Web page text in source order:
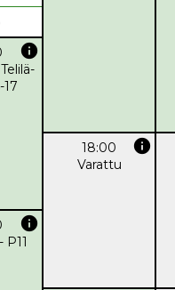
info
17
18:00
info
Varattu
info
P11